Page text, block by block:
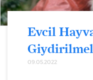
Evcil
09.05.2022